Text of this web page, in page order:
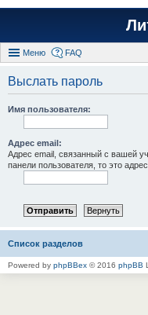
Меню FAQ
Выслать пароль
Имя пользователя:
Адрес email:
Адрес email, связанный с вашей
панели пользователя, то это
Список разделов
Powered by phpBBex © 2016 phpBB